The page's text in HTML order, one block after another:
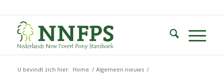
U bevindt zich hier: Home / Algemeen nieuws /